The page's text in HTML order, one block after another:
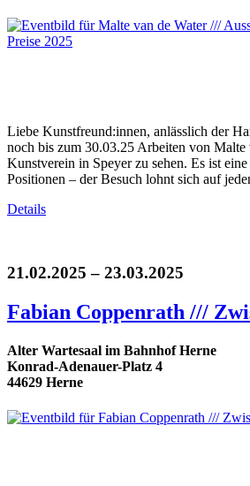
Liebe Kunstfreund:innen, anlässlich der
noch bis zum 30.03.25 Arbeiten von Malte
Kunstverein in Speyer zu sehen. Es ist
Positionen – der Besuch lohnt sich auf
Details
21.02.2025 – 23.03.2025
Fabian Coppenrath ///
Alter Wartesaal im Bahnhof Herne
Konrad-Adenauer-Platz 4
44629 Herne